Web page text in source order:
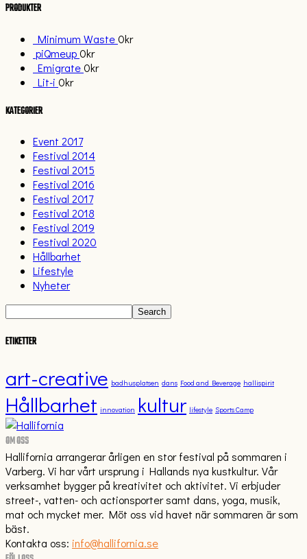
PRODUKTER
Minimum Waste0kr
piQmeup0kr
Emigrate0kr
Lit-i 0kr
KATEGORIER
Event 2017
Festival 2014
Festival 2015
Festival 2016
Festival 2017
Festival 2018
Festival 2019
Festival 2020
Hållbarhet
Lifestyle
Nyheter
ETIKETTER
art-creative badhusplatsen dans Food and Beverage hallispirit
Hållbarhet innovation kultur lifestyle Sports Camp
OM OSS
Hallifornia arrangerar årligen en stor festival på sommaren i
Varberg. Vi har vårt ursprung i Hallands nya kustkultur. Vår
verksamhet bygger på kreativitet och aktivitet. Vi erbjuder
street-, vatten- och actionsporter samt dans, yoga, musik,
mat och mycket mer. Möt oss vid havet när sommaren är som
bäst.
Kontakta oss: info@hallifornia.se